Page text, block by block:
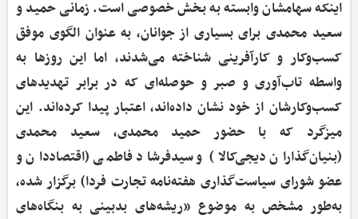
اینکه سهامشان وابسته به بخش خصوصی است. زمانی حمید و
سعید محمدی برای بسیاری از جوانان، به عنوان الگوی موفق
کسب‌وکار و کارآ‌فرینی شناخته می‌شدند، اما این روزها به
واسطه تاب‌آوری و صبر و حوصله‌ای که در برابر تهدیدهای
کسب‌وکارشان از خود نشان داده‌اند، اعتبار پیدا کرده‌اند. این
میزگرد که با حضور حمید محمدی، سعید محمدی
(بنیان‌گذاران دیجی‌کالا) و سیدفرشاد فاطمی (اقتصاددان و
عضو شورای سیاست‌گذاری هفته‌نامه تجارت‌ فردا) برگزار شده،
به‌طور مشخص به موضوع «ریشه‌های بدبینی به بنگاه‌های